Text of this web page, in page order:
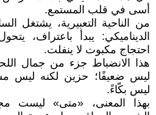
أسى في قلب المستمع.
من الناحية التعبيرية، يشتغل
الديناميكي: يبدأ باعتراف،
احتجاج مكبوت لا ينفلت.
هذا الانضباط جزء من جمال
ليس ضعيفًا؛ حزين لكنه ليس
ليس بكّاءً.
بهذا المعنى، «متى» ليست